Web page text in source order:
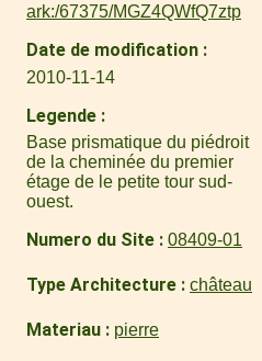
ark:/67375/MGZ4QWfQ7ztp
Date de modification
2010-11-14
Legende
Base prismatique du piédroit
de la cheminée du premier
étage de le petite tour sud-
ouest.
Numero du Site 08409-01
Type Architecture château
Materiau pierre